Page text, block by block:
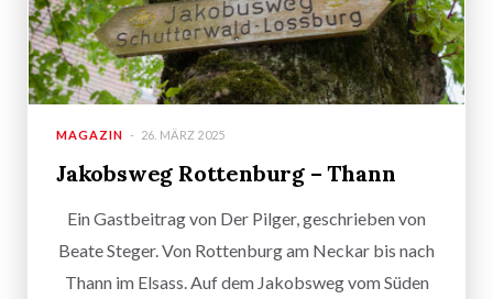
MAGAZIN 26. MÄRZ 2025
Jakobsweg Rottenburg – Thann
Ein Gastbeitrag von Der Pilger, geschrieben von
Beate Steger. Von Rottenburg am Neckar bis nach
Thann im Elsass. Auf dem Jakobsweg vom Süden